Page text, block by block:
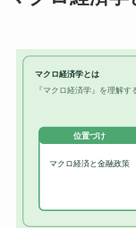
マクロ経済学とは
『マクロ経済学』を理解す
位置づけ
マクロ経済と金融政策